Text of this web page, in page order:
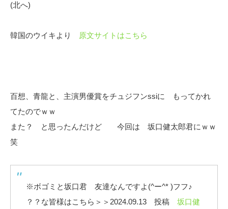
(北へ)
韓国のウイキより 原文サイトはこちら
百想、青龍と、主演男優賞をチュジフンssiに もってかれ
てたのでｗｗ
また？ と思ったんだけど 今回は 坂口健太郎君にｗｗ
笑
※ボゴミと坂口君 友達なんですよ(^ー^* )フフ♪
？？な皆様はこちら＞＞2024.09.13 投稿 坂口健